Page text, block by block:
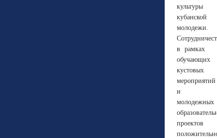
культуры
кубанской
молодежи.
в рамках
обучающих
кустовых
мероприятий
и
молодежных
проектов